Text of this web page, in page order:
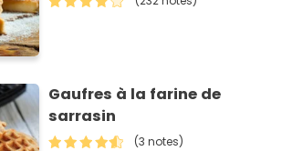
Gaufres à la farine de
sarrasin
(3 notes)